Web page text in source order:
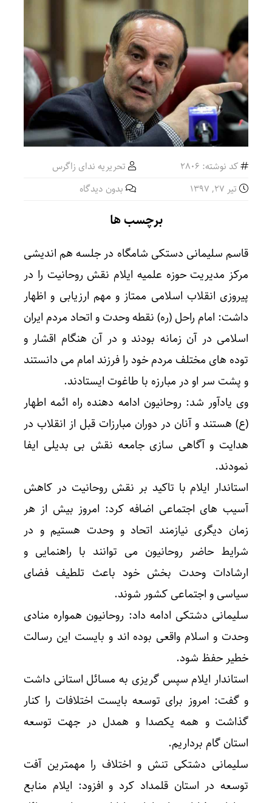
کد نوشته: 2806
تحریریه ندای زاگرس
تیر ۲۷, ۱۳۹۷
بدون دیدگاه
برچسب ها
قاسم سلیمانی دستکی شامگاه در جلسه هم اندیشی
مرکز مدیریت حوزه علمیه ایلام نقش روحانیت را در
پیروزی انقلاب اسلامی ممتاز و مهم ارزیابی و اظهار
داشت: امام راحل (ره) نقطه وحدت و اتحاد مردم ایران
اسلامی در آن زمانه بودند و در آن هنگام اقشار و
توده های مختلف مردم خود را فرزند امام می دانستند
و پشت سر او در مبارزه با طاغوت ایستادند.
وی یادآور شد: روحانیون ادامه دهنده راه ائمه اطهار
(ع) هستند و آنان در دوران مبارزات قبل از انقلاب در
هدایت و آگاهی سازی جامعه نقش بی بدیلی ایفا
نمودند.
استاندار ایلام با تاکید بر نقش روحانیت در کاهش
آسیب های اجتماعی اضافه کرد: امروز بیش از هر
زمان دیگری نیازمند اتحاد و وحدت هستیم و در
شرایط حاضر روحانیون می توانند با راهنمایی و
ارشادات وحدت بخش خود باعث تلطیف فضای
سیاسی و اجتماعی کشور شوند.
سلیمانی دشتکی ادامه داد: روحانیون همواره منادی
وحدت و اسلام واقعی بوده اند و بایست این رسالت
خطیر حفظ شود.
استاندار ایلام سپس گریزی به مسائل استانی داشت
و گفت: امروز برای توسعه بایست اختلافات را کنار
گذاشت و همه یکصدا و همدل در جهت توسعه
استان گام برداریم.
سلیمانی دشتکی تنش و اختلاف را مهمترین آفت
توسعه در استان قلمداد کرد و افزود: ایلام منابع